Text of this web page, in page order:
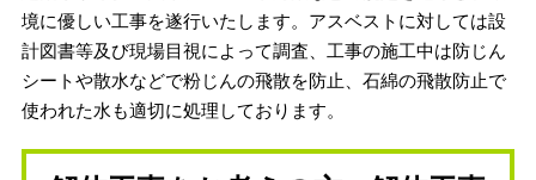
境に優しい工事を遂行いたします。アスベストに対しては設
計図書等及び現場目視によって調査、工事の施工中は防じん
シートや散水などで粉じんの飛散を防止、 石綿の飛散防止で
使われた水も適切に処理しております。